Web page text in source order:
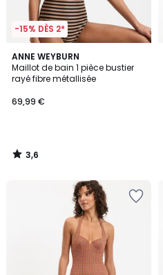
-15% DÈS 2*
ANNE WEYBURN
Maillot de bain 1 pièce bustier
rayé fibre métallisée
69,99 €
3,6
/ 5
3,6
/